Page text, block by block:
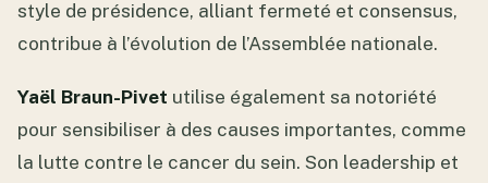
style de présidence, alliant fermeté et consensus,
contribue à l’évolution de l’Assemblée nationale.
Yaël Braun-Pivet utilise également sa notoriété
pour sensibiliser à des causes importantes, comme
la lutte contre le cancer du sein. Son leadership et